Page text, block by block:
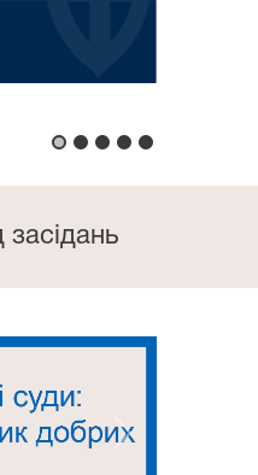
засідань
Наступний